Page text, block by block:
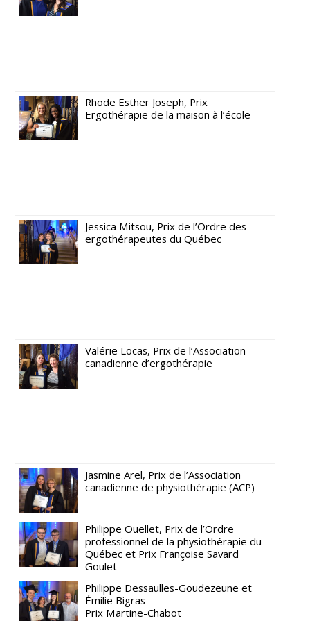
Rhode Esther Joseph, Prix
Ergothérapie de la maison à l’école
Jessica Mitsou, Prix de l’Ordre des
ergothérapeutes du Québec
Valérie Locas, Prix de l’Association
canadienne d’ergothérapie
Jasmine Arel, Prix de l’Association
canadienne de physiothérapie (ACP)
Philippe Ouellet, Prix de l’Ordre
professionnel de la physiothérapie du
Québec et Prix Françoise Savard
Goulet
Philippe Dessaulles-Goudezeune et
Émilie Bigras
Prix Martine-Chabot